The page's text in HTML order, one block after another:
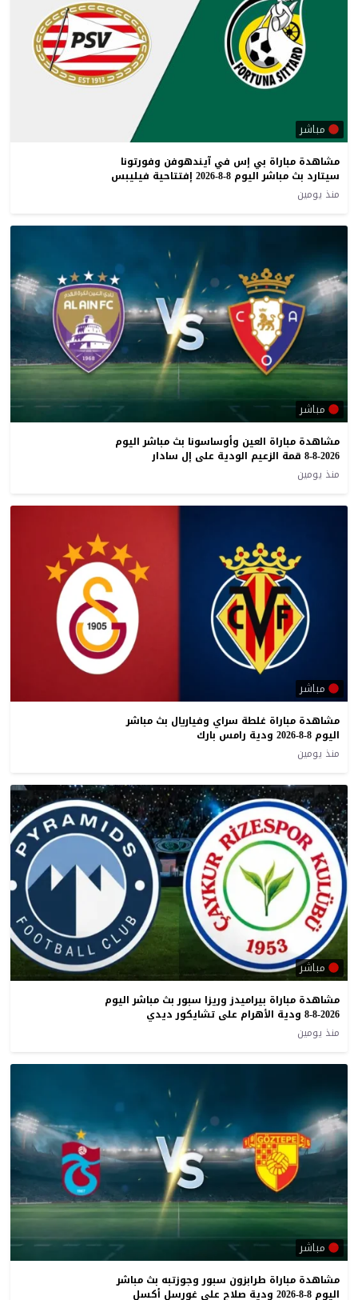
مباشر
مشاهدة مباراة بي إس في آيندهوفن وفورتونا
سيتارد بث مباشر اليوم 8-8-2026 إفتتاحية فيليبس
منذ يومين
مباشر
مشاهدة مباراة العين وأوساسونا بث مباشر اليوم
8-8-2026 قمة الزعيم الودية على إل سادار
منذ يومين
مباشر
مشاهدة مباراة غلطة سراي وفياريال بث مباشر
اليوم 8-8-2026 ودية رامس بارك
منذ يومين
مباشر
مشاهدة مباراة بيراميدز وريزا سبور بث مباشر اليوم
8-8-2026 ودية الأهرام على تشايكور ديدي
منذ يومين
مباشر
مشاهدة مباراة طرابزون سبور وجوزتبه بث مباشر
اليوم 8-8-2026 ودية صلاح على غورسل أكسل